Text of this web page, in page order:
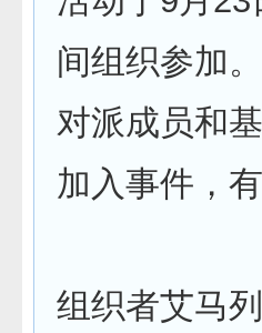
间组织参加
对派成员和
加入事件，
组织者艾马